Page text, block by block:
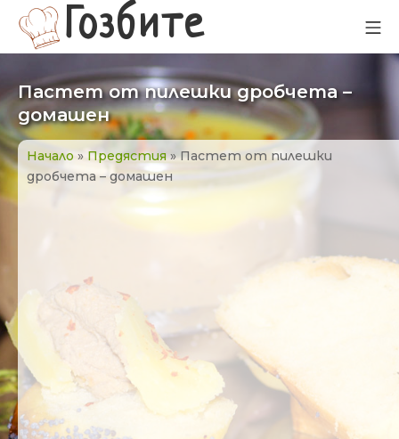
Прескачане
към
съдържанието
Гозбите
Пастет от пилешки дробчета –
домашен
Начало » Предястия»Пастет от пилешки
дробчета – домашен